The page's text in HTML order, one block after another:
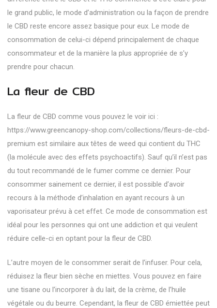
le grand public, le mode d’administration ou la façon de prendre
le CBD reste encore assez basique pour eux. Le mode de
consommation de celui-ci dépend principalement de chaque
consommateur et de la manière la plus appropriée de s’y
prendre pour chacun.
La fleur de CBD
La fleur de CBD comme vous pouvez le voir ici :
https://www.greencanopy-shop.com/collections/fleurs-de-cbd-
premium est similaire aux têtes de weed qui contient du THC
(la molécule avec des effets psychoactifs). Sauf qu’il n’est pas
du tout recommandé de le fumer comme ce dernier. Pour
consommer sainement ce dernier, il est possible d’avoir
recours à la méthode d’inhalation en ayant recours à un
vaporisateur prévu à cet effet. Ce mode de consommation est
idéal pour les personnes qui ont une addiction et qui veulent
réduire celle-ci en optant pour la fleur de CBD.
L’autre moyen de le consommer serait de l’infuser. Pour cela,
réduisez la fleur bien sèche en miettes. Vous pouvez en faire
une tisane ou l’incorporer à du lait, de la crème, de l’huile
végétale ou du beurre. Cependant, la fleur de CBD émiettée peut